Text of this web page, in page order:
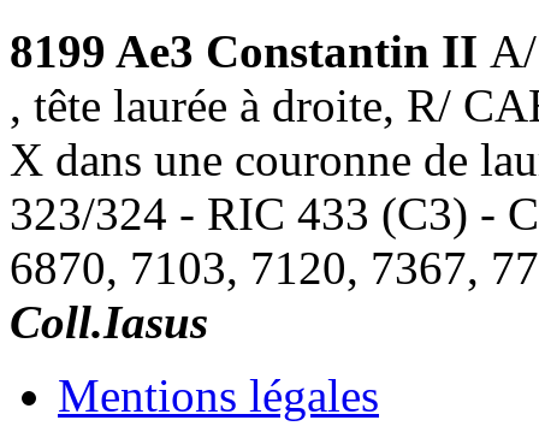
8199 Ae3 Constantin II
, tête laurée à droite, R/
X dans une couronne de
323/324 - RIC 433 (C3) -
6870, 7103, 7120, 7367,
Coll.Iasus
Mentions légales